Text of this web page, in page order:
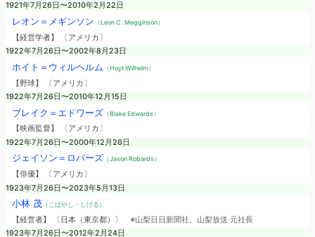
1921年7月26日〜2010年2月22日
レオン＝メギンソン （Leon C. Megginson）
【経営学者】 〔アメリカ〕
1922年7月26日〜2002年8月23日
ホイト＝ウィルヘルム （Hoyt Wilhelm）
【野球】 〔アメリカ〕
1922年7月26日〜2010年12月15日
ブレイク＝エドワーズ （Blake Edwards）
【映画監督】 〔アメリカ〕
1922年7月26日〜2000年12月26日
ジェイソン＝ロバーズ （Jason Robards）
【俳優】 〔アメリカ〕
1923年7月26日〜2023年5月13日
小林 茂（こばやし・しげる）
【経営者】 〔日本（東京都）〕 ※山梨日日新聞社、山梨放送 元社長
1923年7月26日〜2012年2月24日